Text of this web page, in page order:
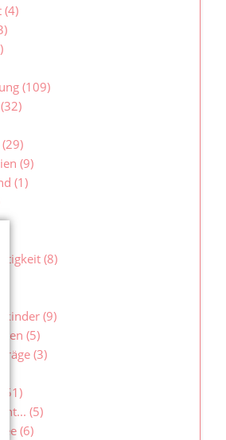
(4)
(109)
(32)
(29)
(9)
(1)
(8)
(9)
(5)
(3)
(51)
(5)
(6)